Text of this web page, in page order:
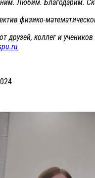
Любим. Благодарим.
физико-
друзей, коллег и